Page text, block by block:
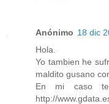
Anónimo 18 dic
Hola.
Yo tambien he
maldito gusano
En mi caso
http://www.gdata.es